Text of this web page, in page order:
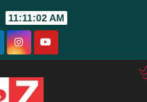
11:11:04 AM